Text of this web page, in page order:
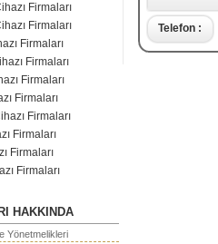
Firmaları
Firmaları
Firmaları
Firmaları
Firmaları
Firmaları
Firmaları
Firmaları
Firmaları
Firmaları
HAKKINDA
Yönetmelikleri
Telefon :